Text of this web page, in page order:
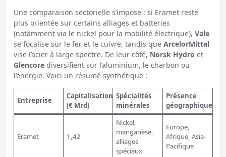
Une comparaison sectorielle s’impose : si Eramet reste
plus orientée sur certains alliages et batteries
(notamment via le nickel pour la mobilité électrique), Vale
se focalise sur le fer et le cuivre, tandis que ArcelorMittal
vise l’acier à large spectre. De leur côté, Norsk Hydro et
Glencorediversifient sur l’aluminium, le charbon ou
l’énergie. Voici un résumé synthétique :
Entreprise
Capitalisation
(€ Mrd)
Spécialités
minérales
Présence
géographique
Eramet 1,42
Nickel,
manganèse,
alliages
spéciaux
Europe,
Afrique, Asie-
Pacifique